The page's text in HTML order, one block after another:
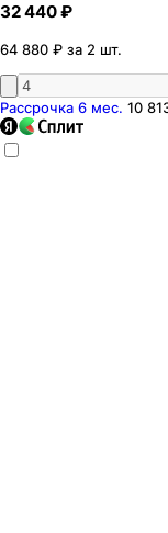
32 440 ₽
64 880 ₽ за 2 шт.
Рассрочка 6 мес. 10